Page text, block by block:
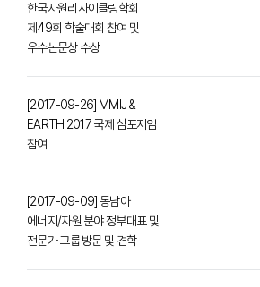
한국자원리사이클링학회
제49회 학술대회 참여 및
우수논문상 수상
[2017-09-26] MMIJ &
EARTH 2017 국제 심포지엄
참여
[2017-09-09] 동남아
에너지/자원 분야 정부대표 및
전문가 그룹 방문 및 견학